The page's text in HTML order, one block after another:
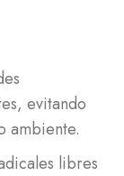
evitando
ambiente.
libres